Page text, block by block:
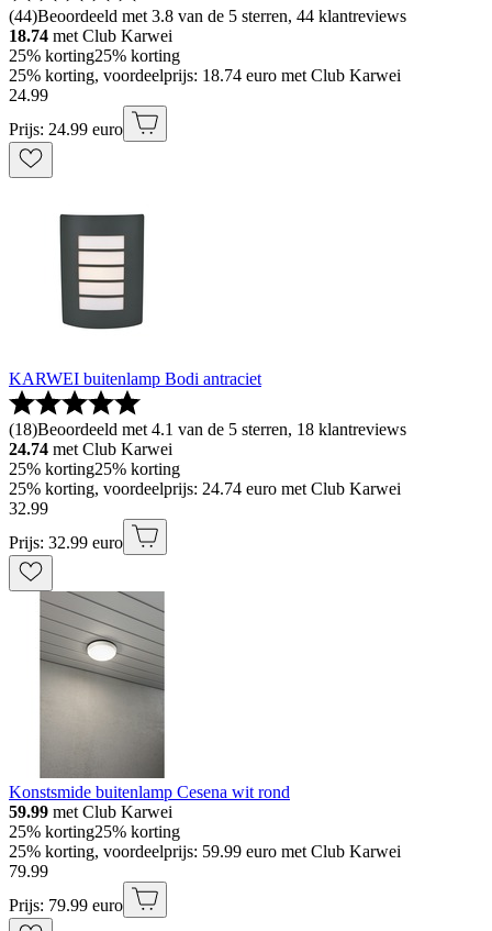
(44)Beoordeeld met 3.8 van de 5 sterren, 44 klantreviews
18.74 met Club Karwei
25% korting25% korting
25% korting, voordeelprijs: 18.74 euro met Club Karwei
24.99
Prijs: 24.99 euro
KARWEI buitenlamp Bodi antraciet
(18)Beoordeeld met 4.1 van de 5 sterren, 18 klantreviews
24.74 met Club Karwei
25% korting25% korting
25% korting, voordeelprijs: 24.74 euro met Club Karwei
32.99
Prijs: 32.99 euro
Konstsmide buitenlamp Cesena wit rond
59.99 met Club Karwei
25% korting25% korting
25% korting, voordeelprijs: 59.99 euro met Club Karwei
79.99
Prijs: 79.99 euro